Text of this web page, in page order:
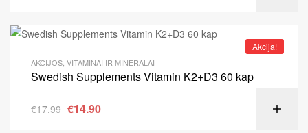
Akcija!
AKCIJOS VITAMINAI IR MINERALAI
Swedish Supplements Vitamin K2+D3 60 kap
€17.99 €14.90